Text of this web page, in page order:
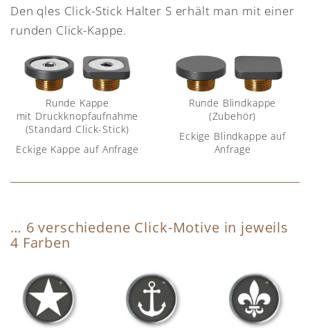
Den qles Click-Stick Halter S erhält man mit einer
runden Click-Kappe.
Runde Kappe
mit Druckknopfaufnahme
(Standard Click-Stick)
Eckige Kappe auf Anfrage
Runde Blindkappe
(Zubehör)
Eckige Blindkappe auf
Anfrage
… 6 verschiedene Click-Motive in jeweils
4 Farben